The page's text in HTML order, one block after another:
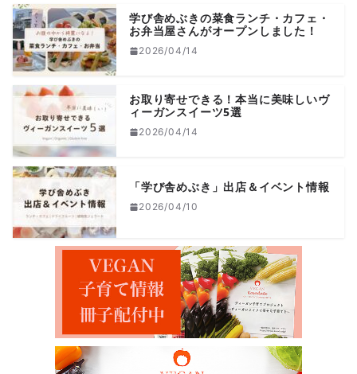
学び舎めぶきの菜食ランチ・カフェ・
お弁当屋さんがオープンしました！
2026/04/14
お取り寄せできる！本当に美味しいヴ
ィーガンスイーツ5選
2026/04/14
「学び舎めぶき」出店＆イベント情報
2026/04/10